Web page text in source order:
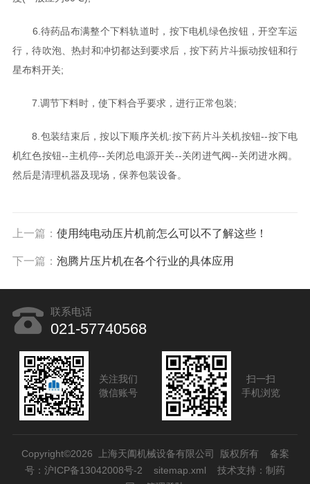
6.待药品布满整个下料轨道时，按下电机绿色按钮，开空车运
行，待吹泡、热封和冲切都达到要求后，按下药片斗振动按钮和行
星布料开关;
7.调节下料时，使下料合乎要求，进行正常包装;
8.包装结束后，按以下顺序关机:按下药片斗关机按钮--按下电
机红色按钮--主机停--关闭总电源开关--关闭进气阀--关闭进水阀。
然后是清理机器及现场，保养包装设备。
上一篇： 使用纯电动压片机前怎么可以不了解这些！
下一篇： 泡腾片压片机在各个行业的具体应用
联系电话
021-57740568
关注我们
微信账号
扫一扫
手机浏览
Copyright©2026 上海天阖机械设备有限公司 版权所有 备案
号：沪ICP备13042008号-2
sitemap.xml 技术支持： 制药